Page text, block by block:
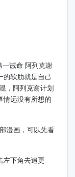
一诫命 阿列克谢
的软肋就是自己
，阿列克谢计划
情远没有所想的
漫画，可以先看
左下角去追更